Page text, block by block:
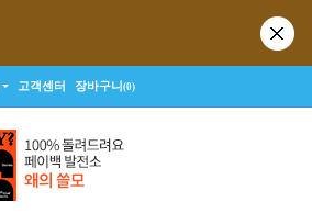
고객센터 장바구니(0)